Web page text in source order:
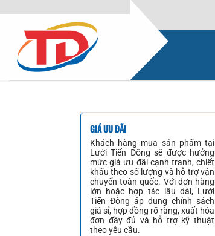
dung
GIÁ ƯU ĐÃI
Khách hàng mua sản phẩm tại
Lưới Tiến Đông sẽ được hưởng
mức giá ưu đãi cạnh tranh, chiết
khấu theo số lượng và hỗ trợ vận
chuyển toàn quốc. Với đơn hàng
lớn hoặc hợp tác lâu dài, Lưới
Tiến Đông áp dụng chính sách
giá sỉ, hợp đồng rõ ràng, xuất hóa
đơn đầy đủ và hỗ trợ kỹ thuật
theo yêu cầu.